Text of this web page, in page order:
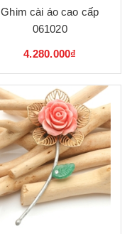
Ghim cài áo cao cấp
061020
4.280.000₫